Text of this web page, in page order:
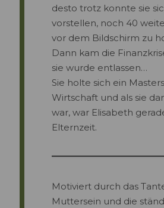
desto trotz konnte sie
vorstellen, noch 40
vor dem Bildschirm zu
Dann kam die
sie wurde entlassen…
Sie holte sich ein
Wirtschaft und als sie
war, war Elisabeth
Elternzeit.
Motiviert durch das
Muttersein und die